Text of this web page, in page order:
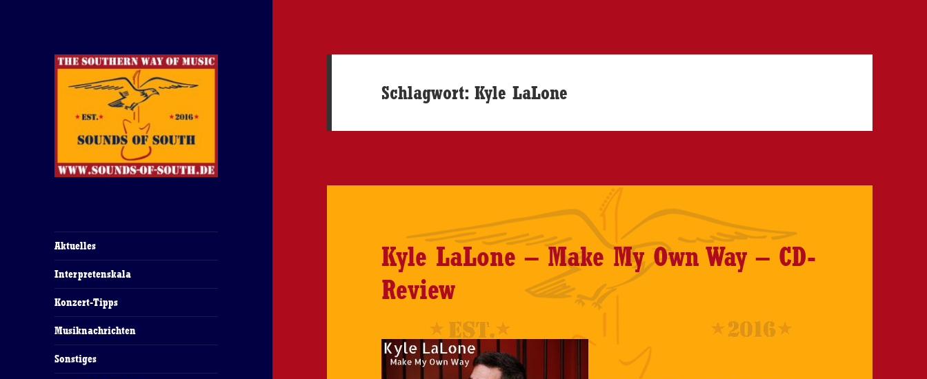
Aktuelles
Interpretenskala
Konzert-Tipps
Musiknachrichten
Sonstiges
Schlagwort:Kyle LaLone
Kyle LaLone – Make My Own Way – CD-
Review